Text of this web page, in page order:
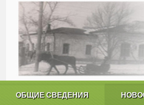
ОБЩИЕ СВЕДЕНИЯ